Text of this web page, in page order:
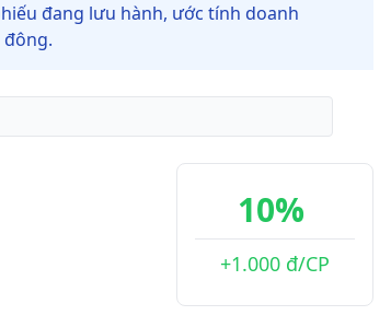
đang lưu hành, ước tính doanh
đông.
10%
+1.000 đ/CP